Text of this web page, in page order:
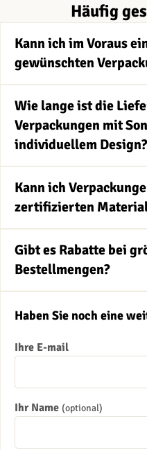
Häufig
Kann ich im Voraus
gewünschten
Wie lange ist die
Verpackungen mit
individuellem Design?
Kann ich
zertifizierten
Gibt es Rabatte bei
Bestellmengen?
Haben Sie noch eine
Ihre E-mail
Ihr Name (optional)